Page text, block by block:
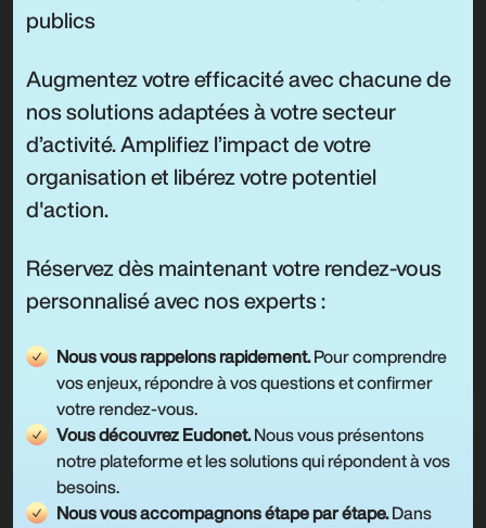
publics
Augmentez votre efficacité avec chacune de
nos solutions adaptées à votre secteur
d’activité. Amplifiez l’impact de votre
organisation et libérez votre potentiel
d'action.
Réservez dès maintenant votre rendez-vous
personnalisé avec nos experts :
Nous vous rappelons rapidement.Pour comprendre
vos enjeux, répondre à vos questions et confirmer
votre rendez-vous.
Vous découvrez Eudonet.Nous vous présentons
notre plateforme et les solutions qui répondent à vos
besoins.
Nous vous accompagnons étape par étape.Dans